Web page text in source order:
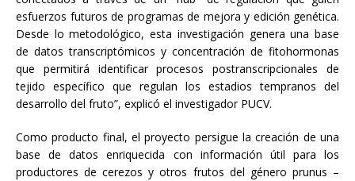
esfuerzos futuros de programas de mejora y edición genética.
Desde lo metodológico, esta investigación genera una base
de datos transcriptómicos y concentración de fitohormonas
que permitirá identificar procesos postranscripcionales de
tejido específico que regulan los estadios tempranos del
desarrollo del fruto”, explicó el investigador PUCV.
Como producto final, el proyecto persigue la creación de una
base de datos enriquecida con información útil para los
productores de cerezos y otros frutos del género prunus –